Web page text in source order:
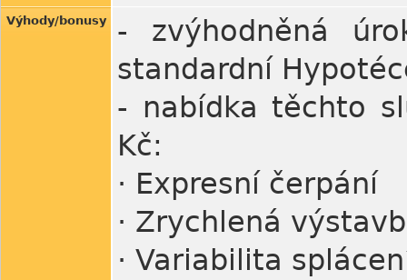
Výhody/bonusy
- zvýhodněná
standardní
- nabídka těchto
Kč:
· Expresní čerpání
· Zrychlená
· Variabilita